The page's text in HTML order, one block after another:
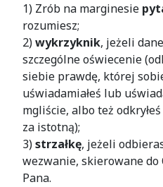
1) Zrób na marginesie
rozumiesz;
2)wykrzyknik, jeżeli
szczególne oświecenie
siebie prawdę, której
uświadamiałeś lub
mgliście, albo też
za istotną);
3)strzałkę, jeżeli
wezwanie, skierowane do
Pana.